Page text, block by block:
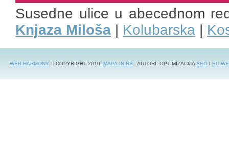
Susedne ulice u abecednom
Knjaza Miloša | Kolubarska |
WEB HARMONY © COPYRIGHT 2010. MAPA.IN.RS - AUTORI: OPTIMIZACIJASEO I EU